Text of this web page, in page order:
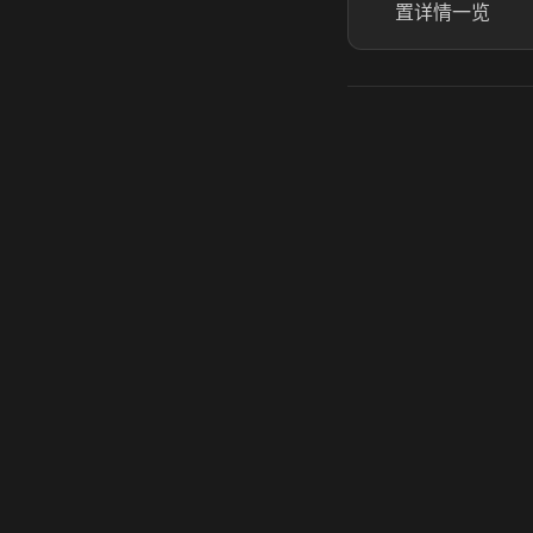
置详情一览